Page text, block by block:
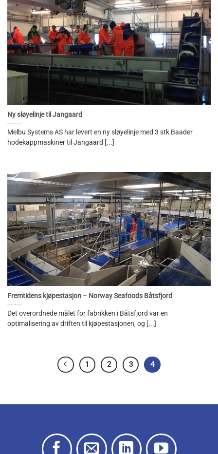
Ny sløyelinje til Jangaard
Melbu Systems AS har levert en ny sløyelinje med 3 stk Baader
hodekappmaskiner til Jangaard [...]
Fremtidens kjøpestasjon – Norway Seafoods Båtsfjord
Det overordnede målet for fabrikken i Båtsfjord var en
optimalisering av driften til kjøpestasjonen, og [...]
1 2 3 4